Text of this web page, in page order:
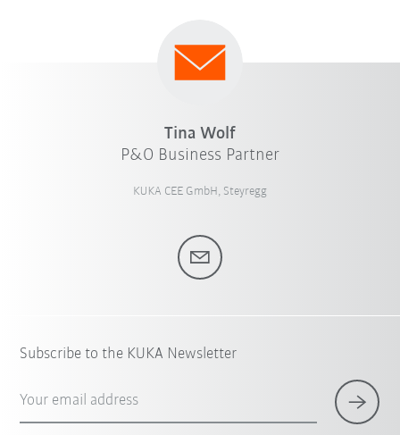
Tina Wolf
P&O Business Partner
KUKA CEE GmbH, Steyregg
Subscribe to the KUKA Newsletter
Your email address